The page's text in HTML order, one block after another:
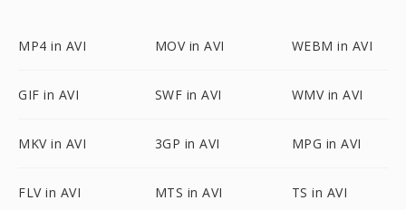
MP4 in AVI MOV in AVI WEBM in AVI
GIF in AVI SWF in AVI WMV in AVI
MKV in AVI 3GP in AVI MPG in AVI
FLV in AVI MTS in AVI TS in AVI